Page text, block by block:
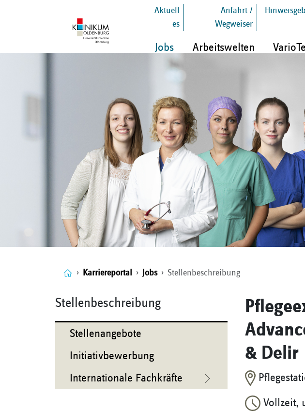
Aktuell
es
Anfahrt /
Wegweiser
Jobs Arbeitswelten
Karriereportal Jobs Stellenbeschreibung
Stellenbeschreibung
Stellenangebote
Initiativbewerbung
Internationale Fachkräfte
& Delir
Vollzeit,